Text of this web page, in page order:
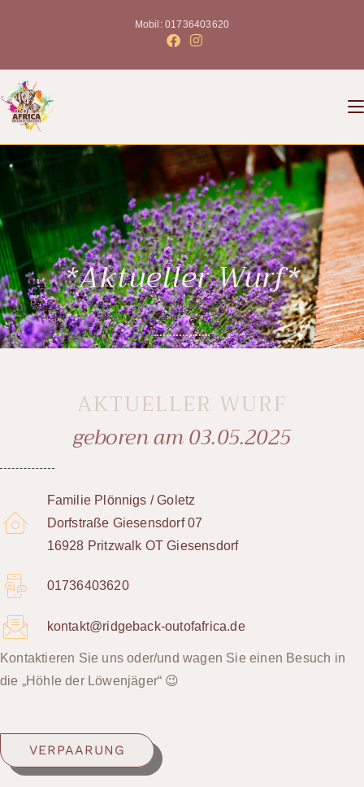
Mobil: 01736403620
*Aktueller Wurf*
AKTUELLER WURF
geboren am 03.05.2025
Familie Plönnigs / Goletz
Dorfstraße Giesensdorf 07
16928 Pritzwalk OT Giesensdorf
01736403620
kontakt@ridgeback-outofafrica.de
Kontaktieren Sie uns oder/und wagen Sie einen Besuch in
die „Höhle der Löwenjäger“ 😉
VERPAARUNG